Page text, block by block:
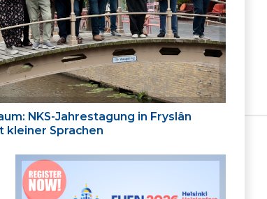
NKS-Jahrestagung in Fryslân
kleiner Sprachen